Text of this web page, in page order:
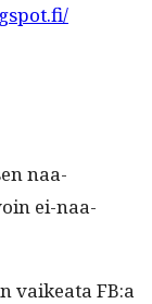
naa­
ei-naa­
vaikea­ta FB:a